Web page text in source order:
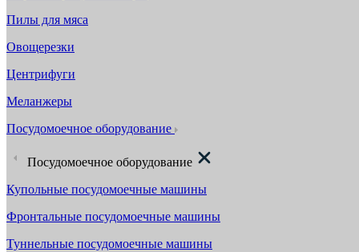
Пилы для мяса
Овощерезки
Центрифуги
Меланжеры
Посудомоечное оборудование
Посудомоечное оборудование
Купольные посудомоечные машины
Фронтальные посудомоечные машины
Туннельные посудомоечные машины